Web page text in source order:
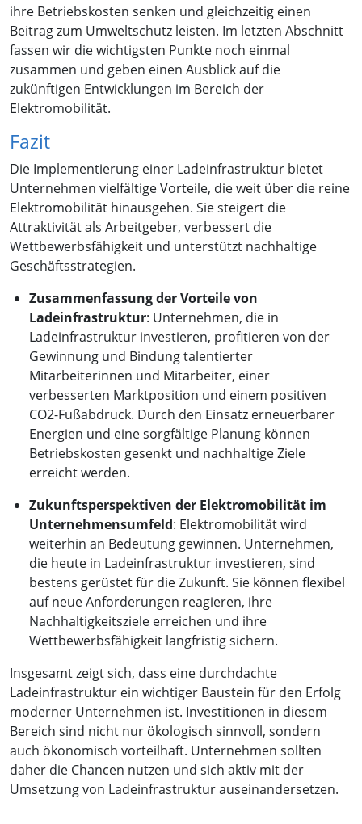
ihre Betriebskosten senken und gleichzeitig einen
Beitrag zum Umweltschutz leisten. Im letzten Abschnitt
fassen wir die wichtigsten Punkte noch einmal
zusammen und geben einen Ausblick auf die
zukünftigen Entwicklungen im Bereich der
Elektromobilität.
Fazit
Die Implementierung einer Ladeinfrastruktur bietet
Unternehmen vielfältige Vorteile, die weit über die reine
Elektromobilität hinausgehen. Sie steigert die
Attraktivität als Arbeitgeber, verbessert die
Wettbewerbsfähigkeit und unterstützt nachhaltige
Geschäftsstrategien.
Zusammenfassung der Vorteile von
Ladeinfrastruktur: Unternehmen, die in
Ladeinfrastruktur investieren, profitieren von der
Gewinnung und Bindung talentierter
Mitarbeiterinnen und Mitarbeiter, einer
verbesserten Marktposition und einem positiven
CO2-Fußabdruck. Durch den Einsatz erneuerbarer
Energien und eine sorgfältige Planung können
Betriebskosten gesenkt und nachhaltige Ziele
erreicht werden.
Zukunftsperspektiven der Elektromobilität im
Unternehmensumfeld: Elektromobilität wird
weiterhin an Bedeutung gewinnen. Unternehmen,
die heute in Ladeinfrastruktur investieren, sind
bestens gerüstet für die Zukunft. Sie können flexibel
auf neue Anforderungen reagieren, ihre
Nachhaltigkeitsziele erreichen und ihre
Wettbewerbsfähigkeit langfristig sichern.
Insgesamt zeigt sich, dass eine durchdachte
Ladeinfrastruktur ein wichtiger Baustein für den Erfolg
moderner Unternehmen ist. Investitionen in diesem
Bereich sind nicht nur ökologisch sinnvoll, sondern
auch ökonomisch vorteilhaft. Unternehmen sollten
daher die Chancen nutzen und sich aktiv mit der
Umsetzung von Ladeinfrastruktur auseinandersetzen.